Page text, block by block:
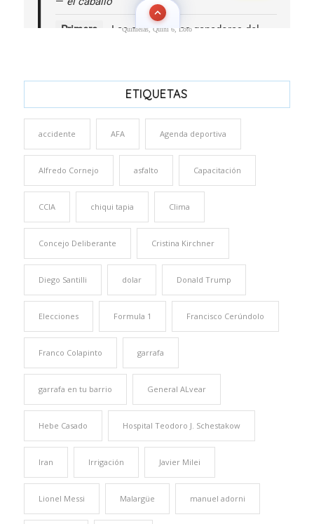
Quinielas, Quini 6, Loto
ETIQUETAS
accidente AFA Agenda deportiva
Alfredo Cornejo asfalto Capacitación
CCIA chiqui tapia Clima
Concejo Deliberante Cristina Kirchner
Diego Santilli dolar Donald Trump
Elecciones Formula 1 Francisco Cerúndolo
Franco Colapinto garrafa
garrafa en tu barrio General ALvear
Hebe Casado Hospital Teodoro J. Schestakow
Iran Irrigación Javier Milei
Lionel Messi Malargüe manuel adorni